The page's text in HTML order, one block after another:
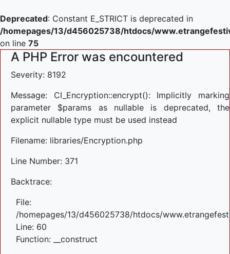
Deprecated: Constant E_STRICT is deprecated in
/homepages/13/d456025738/htdocs/
on line 75
A PHP Error was encountered
Severity: 8192
Message: CI_Encryption::encrypt(): Implicitly marking
parameter $params as nullable is deprecated, the
explicit nullable type must be used instead
Filename: libraries/Encryption.php
Line Number: 371
Backtrace:
File:
/homepages/13/d456025738/htdocs/
Line: 60
Function: __construct